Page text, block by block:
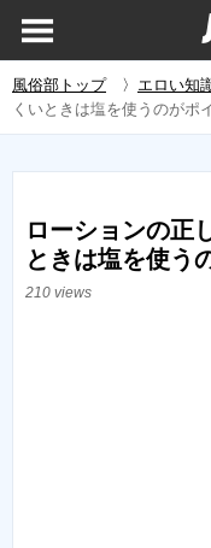
風俗部トップ〉 エロい知
くいときは塩を使うのがポ
ローションの正
ときは塩を使う
210 views